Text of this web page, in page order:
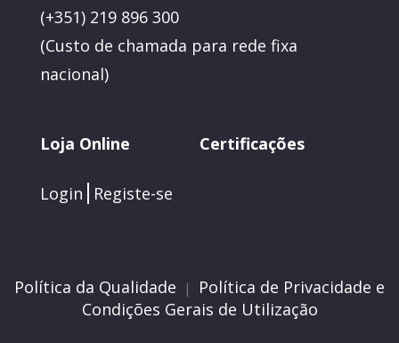
(+351) 219 896 300
(Custo de chamada para rede fixa
nacional)
Loja Online
Login Registe-se
Certificações
Política da Qualidade | Política de Privacidade e
Condições Gerais de Utilização